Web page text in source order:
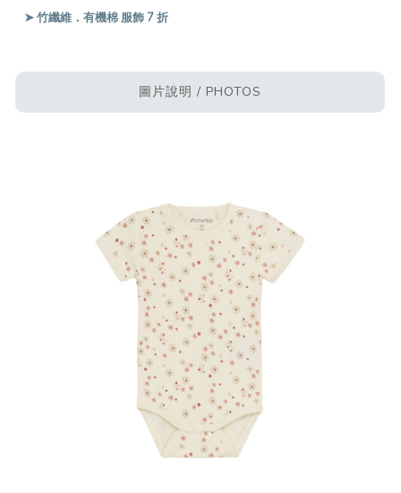
➤ 竹纖維．有機棉 服飾 7 折
圖片說明 / PHOTOS